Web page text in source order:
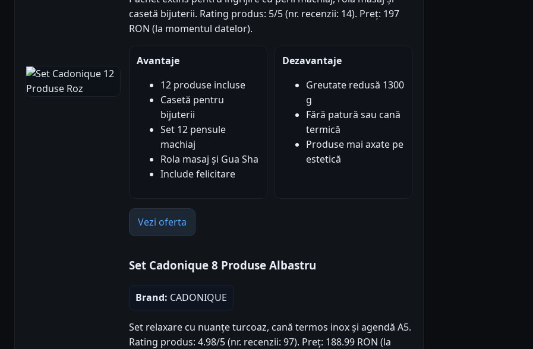
casetă bijuterii. Rating produs: 5/5 (nr. recenzii: 14). Preț: 197
RON (la momentul datelor).
Avantaje
12 produse incluse
Casetă pentru
bijuterii
Set 12 pensule
machiaj
Rola masaj și Gua Sha
Include felicitare
Dezavantaje
Greutate redusă 1300
g
Fără patură sau cană
termică
Produse mai axate pe
estetică
Vezi oferta
Set Cadonique 8 Produse Albastru
Brand: CADONIQUE
Set relaxare cu nuanțe turcoaz, cană termos inox și agendă A5.
Rating produs: 4.98/5 (nr. recenzii: 97). Preț: 188.99 RON (la